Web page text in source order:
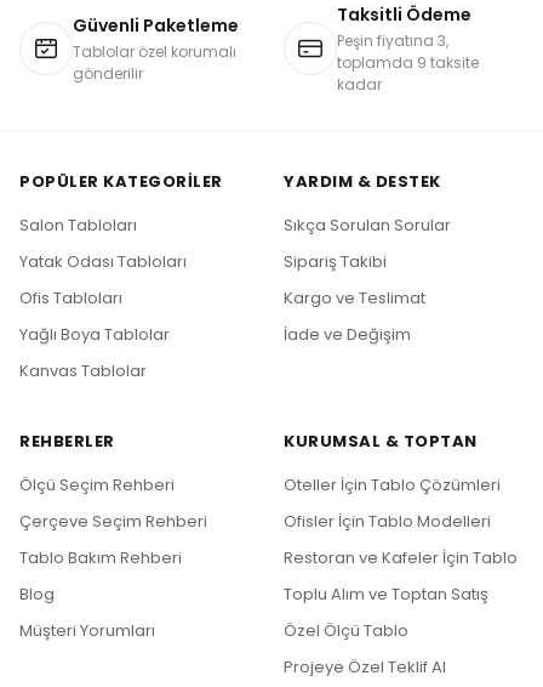
Güvenli Paketleme
Tablolar özel korumalı
gönderilir
Taksitli Ödeme
Peşin fiyatına 3,
toplamda 9 taksite
kadar
POPÜLER KATEGORILER
Salon Tabloları
Yatak Odası Tabloları
Ofis Tabloları
Yağlı Boya Tablolar
Kanvas Tablolar
YARDIM & DESTEK
Sıkça Sorulan Sorular
Sipariş Takibi
Kargo ve Teslimat
İade ve Değişim
REHBERLER
Ölçü Seçim Rehberi
Çerçeve Seçim Rehberi
Tablo Bakım Rehberi
Blog
Müşteri Yorumları
KURUMSAL & TOPTAN
Oteller İçin Tablo Çözümleri
Ofisler İçin Tablo Modelleri
Restoran ve Kafeler İçin Tablo
Toplu Alım ve Toptan Satış
Özel Ölçü Tablo
Projeye Özel Teklif Al